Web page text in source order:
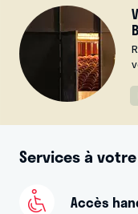
Services à
Accès